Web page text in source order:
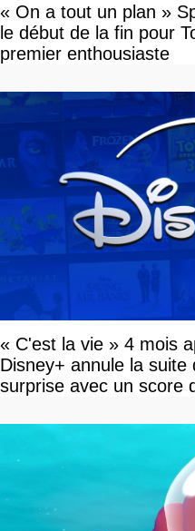
« On a tout un plan »
le début de la fin pour
premier enthousiaste
« C'est la vie » 4 mois
Disney+ annule la
surprise avec un score